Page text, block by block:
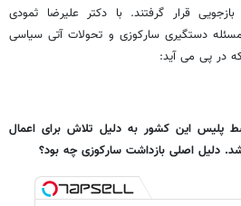
قرار گرفتند. با دکتر علیرضا ثمودی
مسئله دستگیری سارکوزی و تحولات آتی سیاسی
در پی می آید:
پلیس این کشور به دلیل تلاش برای اعمال
دلیل اصلی بازداشت سارکوزی چه بود؟